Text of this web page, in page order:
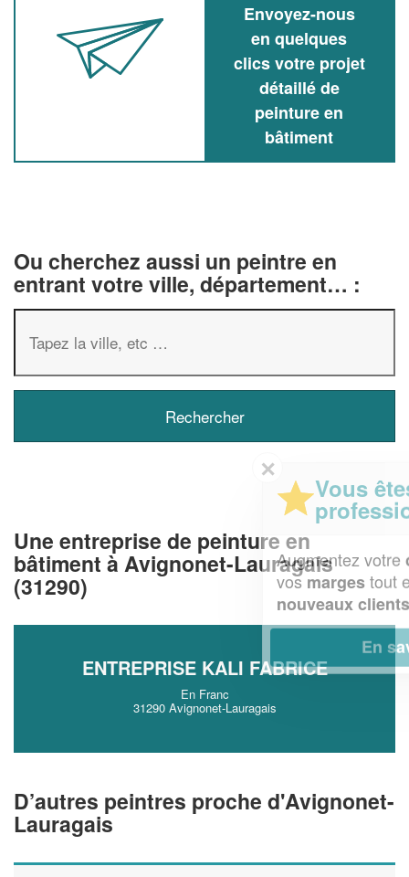
Envoyez-nous
en quelques
clics votre projet
détaillé de
peinture en
bâtiment
Ou cherchez aussi un peintre en
entrant votre ville, département… :
Une entreprise de peinture en
bâtiment à Avignonet-Lauragais
(31290)
ENTREPRISE KALI FABRICE
En Franc
31290 Avignonet-Lauragais
D’autres peintres proche d'Avignonet-
Lauragais
Vous êtes un
professionnel ?
Augmentez votre chiffre d'affaireset
marges
tout en gagnant de